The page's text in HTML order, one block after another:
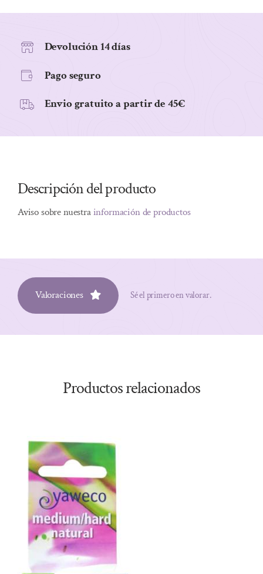
Devolución 14 días
Pago seguro
Envio gratuito a partir de 45€
Descripción del producto
Aviso sobre nuestrainformación de productos
Valoraciones Sé el primero en valorar.
Productos relacionados